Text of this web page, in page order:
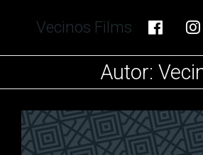
Vecinos Films
Autor: